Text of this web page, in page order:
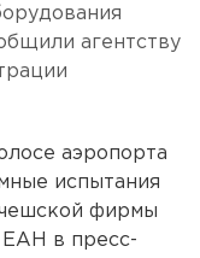
агентству
аэропорта
испытания
чешской фирмы
ЕАН в пресс-